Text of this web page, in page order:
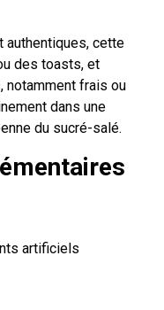
authentiques, cette
des toasts, et
notamment frais ou
dans une
du sucré-salé.
artificiels